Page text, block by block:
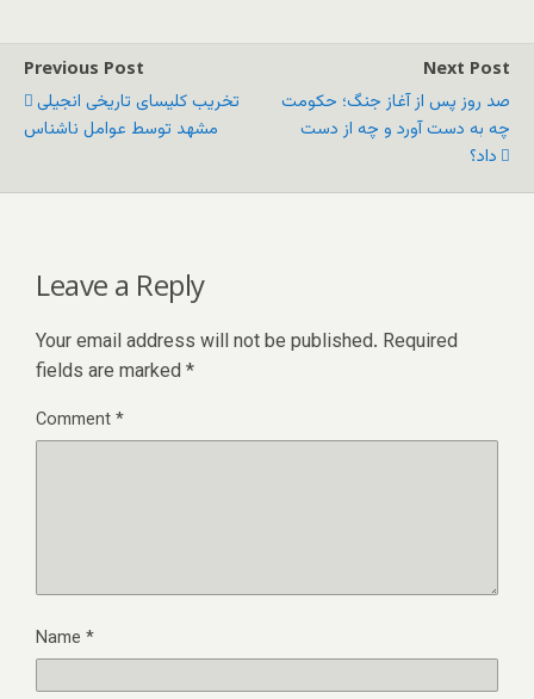
Previous Post
تخریب کلیسای تاریخی انجیلی
مشهد توسط عوامل ناشناس
Next Post
صد روز پس از آغاز جنگ؛ حکومت
چه به دست آورد و چه از دست
داد؟
Leave a Reply
Your email address will not be published. Required
fields are marked *
Comment*
Name *